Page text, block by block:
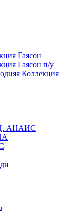
Гаясон
Гаясон п/у
Коллекция
АНАИС